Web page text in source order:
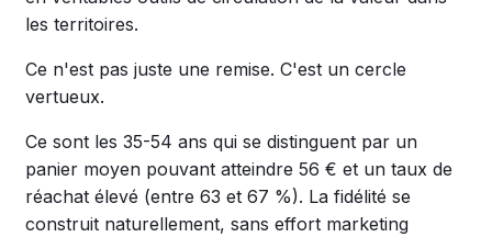
les territoires.
Ce n'est pas juste une remise. C'est un cercle
vertueux.
Ce sont les 35-54 ans qui se distinguent par un
panier moyen pouvant atteindre 56 € et un taux de
réachat élevé (entre 63 et 67 %). La fidélité se
construit naturellement, sans effort marketing